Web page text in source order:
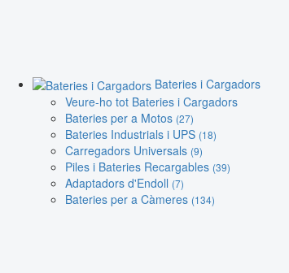
Bateries i Cargadors
Veure-ho tot Bateries i Cargadors
Bateries per a Motos (27)
Bateries Industrials i UPS (18)
Carregadors Universals (9)
Piles i Bateries Recargables (39)
Adaptadors d'Endoll (7)
Bateries per a Càmeres (134)